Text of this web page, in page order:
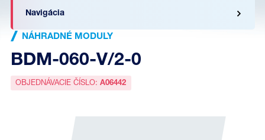
Navigácia
NÁHRADNÉ MODULY
BDM-060-V/2-0
OBJEDNÁVACIE ČÍSLO:A06442